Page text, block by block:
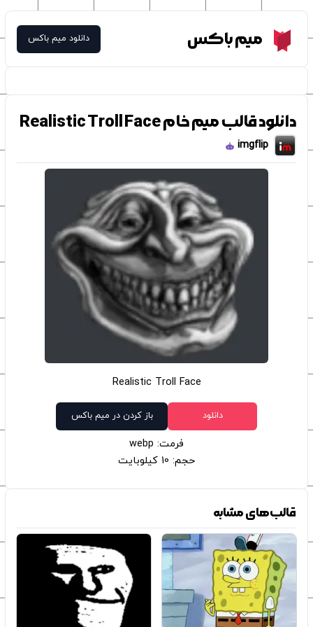
Meme Boxمیم باکس دانلود میم باکس
دانلود قالب میم خام Realistic Troll Face
imgflip
Realistic Troll Face
دانلود باز کردن در میم باکس
فرمت: webp
حجم: 10 کیلوبایت
قالب‌های مشابه